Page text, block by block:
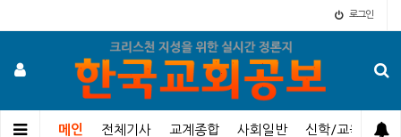
로그인
메인 전체기사 교계종합 사회일반 신학/교육 오